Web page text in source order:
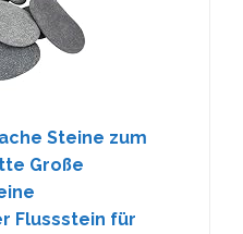
Steine zum
Große
Flussstein für